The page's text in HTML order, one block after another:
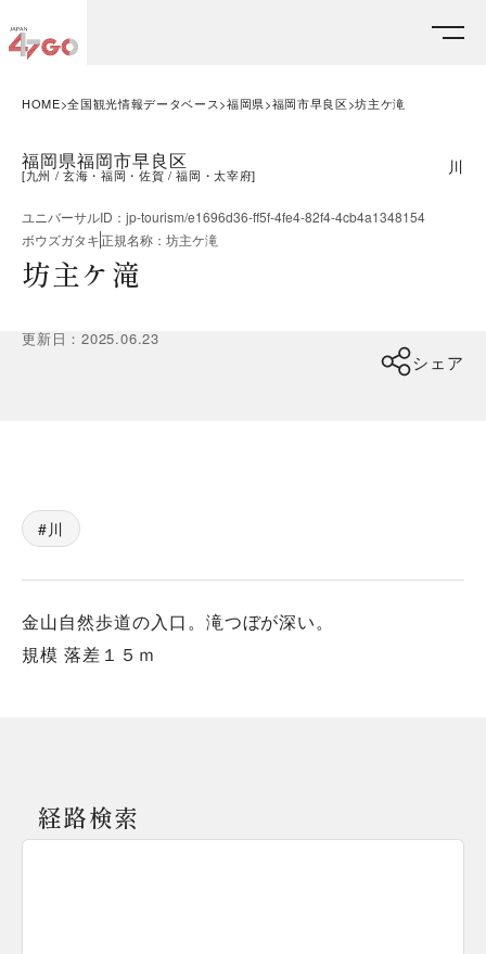
HOME 全国観光情報データベース 福岡県 福岡市早良区 坊主ケ滝
福岡県福岡市早良区
[九州 玄海・福岡・佐賀 福岡・太宰府] 川
ユニバーサルID ： jp-tourism/e1696d36-ff5f-4fe4-82f4-4cb4a1348154
ボウズガタキ正規名称 ： 坊主ケ滝
坊主ケ滝
更新日 ：2025.06.23
シェア
川
金山自然歩道の入口。滝つぼが深い。
規模 落差１５ｍ
経路検索